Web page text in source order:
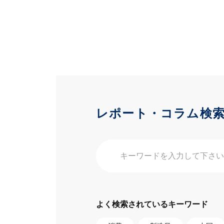
レポート・コラム検
よく検索されているキーワード